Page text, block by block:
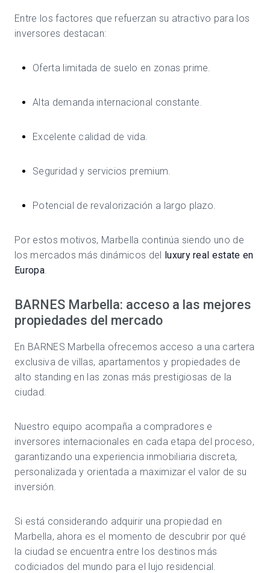
Entre los factores que refuerzan su atractivo para los
inversores destacan:
Oferta limitada de suelo en zonas prime.
Alta demanda internacional constante.
Excelente calidad de vida.
Seguridad y servicios premium.
Potencial de revalorización a largo plazo.
Por estos motivos, Marbella continúa siendo uno de
los mercados más dinámicos del luxury real estate en
Europa.
BARNES Marbella: acceso a las mejores
propiedades del mercado
En BARNES Marbella ofrecemos acceso a una cartera
exclusiva de villas, apartamentos y propiedades de
alto standing en las zonas más prestigiosas de la
ciudad.
Nuestro equipo acompaña a compradores e
inversores internacionales en cada etapa del proceso,
garantizando una experiencia inmobiliaria discreta,
personalizada y orientada a maximizar el valor de su
inversión.
Si está considerando adquirir una propiedad en
Marbella, ahora es el momento de descubrir por qué
la ciudad se encuentra entre los destinos más
codiciados del mundo para el lujo residencial.